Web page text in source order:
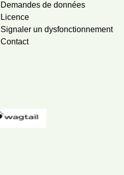
Demandes de données
Licence
Signaler un dysfonctionnement
Contact